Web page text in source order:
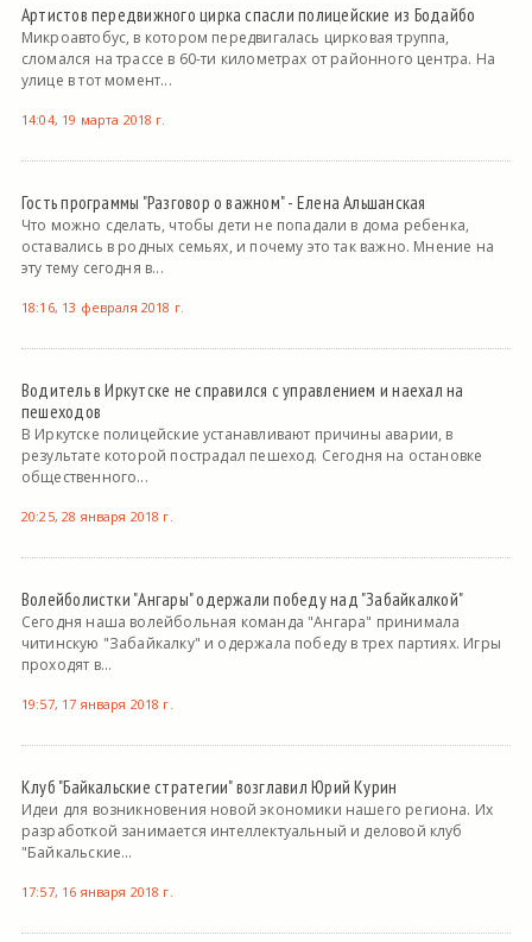
Артистов передвижного цирка спасли полицейские из Бодайбо
Микроавтобус, в котором передвигалась цирковая труппа,
сломался на трассе в 60-ти километрах от районного центра. На
улице в тот момент...
14:04, 19 марта 2018 г.
Гость программы "Разговор о важном" - Елена Альшанская
Что можно сделать, чтобы дети не попадали в дома ребенка,
оставались в родных семьях, и почему это так важно. Мнение на
эту тему сегодня в...
18:16, 13 февраля 2018 г.
Водитель в Иркутске не справился с управлением и наехал на
пешеходов
В Иркутске полицейские устанавливают причины аварии, в
результате которой пострадал пешеход. Сегодня на остановке
общественного...
20:25, 28 января 2018 г.
Волейболистки "Ангары" одержали победу над "Забайкалкой"
Сегодня наша волейбольная команда "Ангара" принимала
читинскую "Забайкалку" и одержала победу в трех партиях. Игры
проходят в...
19:57, 17 января 2018 г.
Клуб "Байкальские стратегии" возглавил Юрий Курин
Идеи для возникновения новой экономики нашего региона. Их
разработкой занимается интеллектуальный и деловой клуб
"Байкальские...
17:57, 16 января 2018 г.